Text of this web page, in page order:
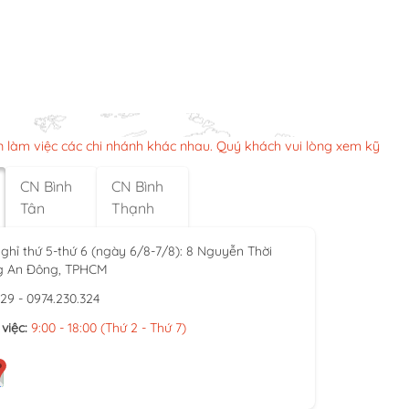
làm việc các chi nhánh khác nhau. Quý khách vui lòng xem kỹ
CN Bình
Tân
CN Bình
Thạnh
thứ 5-thứ 6 (ngày 6/8-7/8): 8 Nguyễn Thời
An Đông, TPHCM
- 0974.230.324
9:00 - 18:00 (Thứ 2 - Thứ 7)